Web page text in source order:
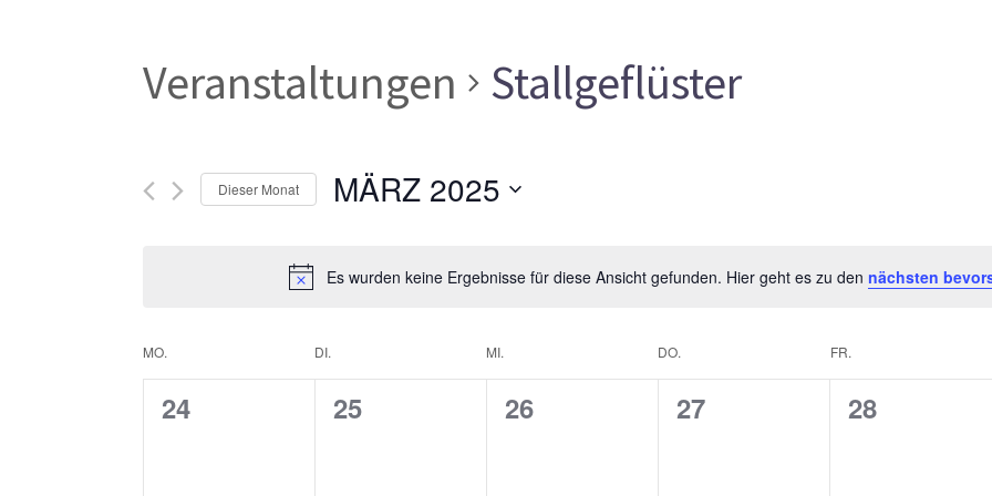
Es wurden keine Ergebnisse für diese Ansicht gefunden. Hier geht es zu den nächsten
Veranstaltungen Stallgeflüster
Dieser Monat MÄRZ 2025
Kalender
von
MO. DI. MI. DO. FR.
0
24
0
25
0
26
0
27
0
28